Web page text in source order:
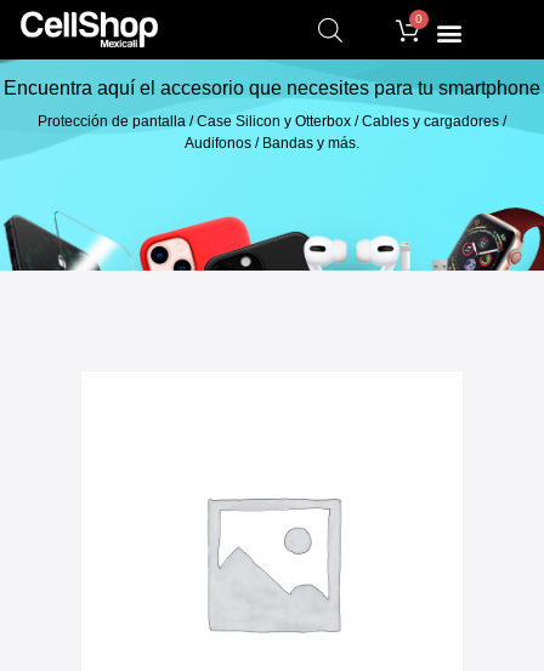
0
Encuentra aquí el accesorio que necesites para tu smartphone
Protección de pantalla / Case Silicon y Otterbox / Cables y cargadores /
Audifonos / Bandas y más.